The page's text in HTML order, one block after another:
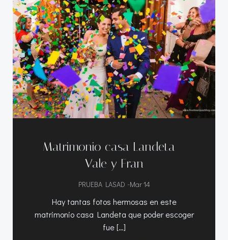
Matrimonio casa Landeta –
Vale y Fran
PRUEBA LASAD -Mar 14
Hay tantas fotos hermosas en este
matrimonio casa Landeta que poder escoger
fue […]